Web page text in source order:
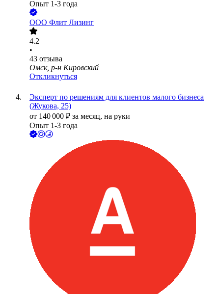
Опыт 1-3 года
ООО Флит Лизинг
4.2
•
43 отзыва
Омск, р-н Кировский
Откликнуться
Эксперт по решениям для клиентов малого бизнеса
(Жукова, 25)
от 140 000 ₽ за месяц, на руки
Опыт 1-3 года